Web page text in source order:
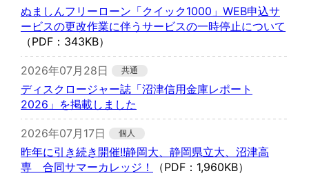
ぬましんフリーローン「クイック1000」WEB申込サ
ービスの更改作業に伴うサービスの一時停止について
（PDF：343KB）
2026年07月28日
ディスクロージャー誌「沼津信用金庫レポート
2026」を掲載しました
2026年07月17日
昨年に引き続き開催!!静岡大、静岡県立大、沼津高
専 合同サマーカレッジ！
（PDF：1,960KB）